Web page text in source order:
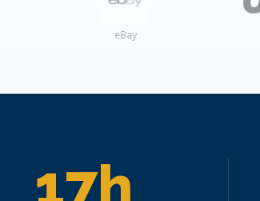
17h